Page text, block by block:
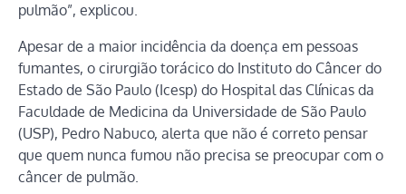
pulmão”, explicou.
Apesar de a maior incidência da doença em pessoas
fumantes, o cirurgião torácico do Instituto do Câncer do
Estado de São Paulo (Icesp) do Hospital das Clínicas da
Faculdade de Medicina da Universidade de São Paulo
(USP), Pedro Nabuco, alerta que não é correto pensar
que quem nunca fumou não precisa se preocupar com o
câncer de pulmão.